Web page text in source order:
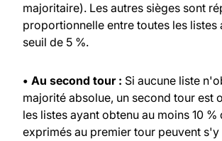
majoritaire). Les autres sièges sont
proportionnelle entre toutes les listes
seuil de 5 %.
• Au second tour : Si aucune liste
majorité absolue, un second tour est
les listes ayant obtenu au moins 10
exprimés au premier tour peuvent s'y